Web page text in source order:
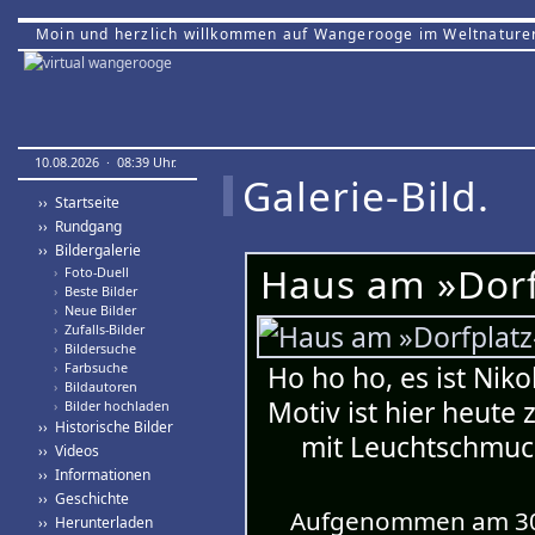
Moin und herzlich willkommen auf Wangerooge im
10.08.2026 · 08:39 Uhr.
›› Startseite
›› Rundgang
›› Bildergalerie
› Foto-Duell
› Beste Bilder
› Neue Bilder
› Zufalls-Bilder
› Bildersuche
› Farbsuche
› Bildautoren
› Bilder hochladen
›› Historische Bilder
›› Videos
›› Informationen
›› Geschichte
›› Herunterladen
Galerie-Bild.
Haus am
Ho ho ho, es ist
Motiv ist hier heute
mit
Aufgenommen am